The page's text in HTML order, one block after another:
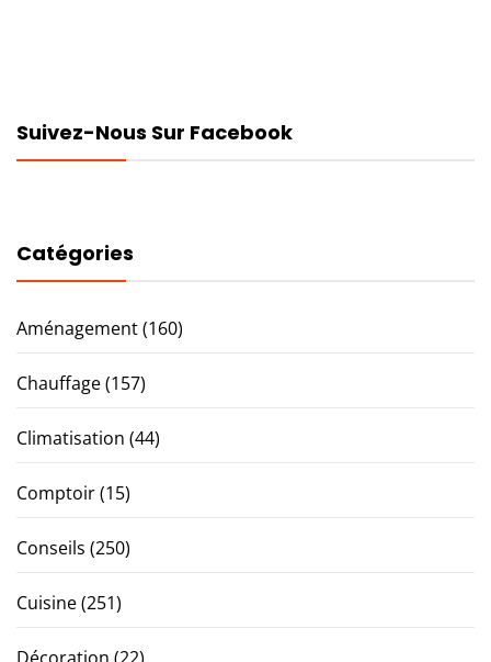
Suivez-Nous Sur Facebook
Catégories
Aménagement(160)
Chauffage(157)
Climatisation (44)
Comptoir(15)
Conseils (250)
Cuisine(251)
Décoration (22)